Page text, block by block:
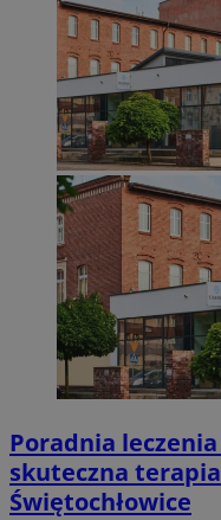
Poradnia
skuteczna
Świętochłowice